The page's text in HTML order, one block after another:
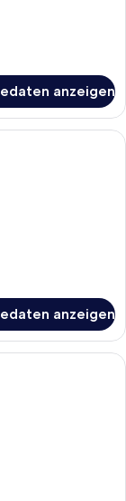
anzeigen
mit einem Bett,
anzeigen
mit zwei Betten,